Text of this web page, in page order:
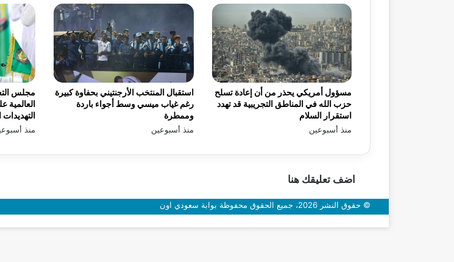
مجلس
التهديدات
منذ
استقبال المنتخب الأرجنتيني بحفاوة كبيرة
رغم غياب ميسي وسط أجواء باردة
وممطرة
منذ أسبوعين
مسؤول أمريكي يحذر من أن إعادة تسلح
حزب الله في المناطق التجريبية قد تهدد
استقرار السلام
منذ أسبوعين
اضف تعليقك هنا
© حقوق النشر 2026، جميع الحقوق محفوظة بوابة سعودي اون